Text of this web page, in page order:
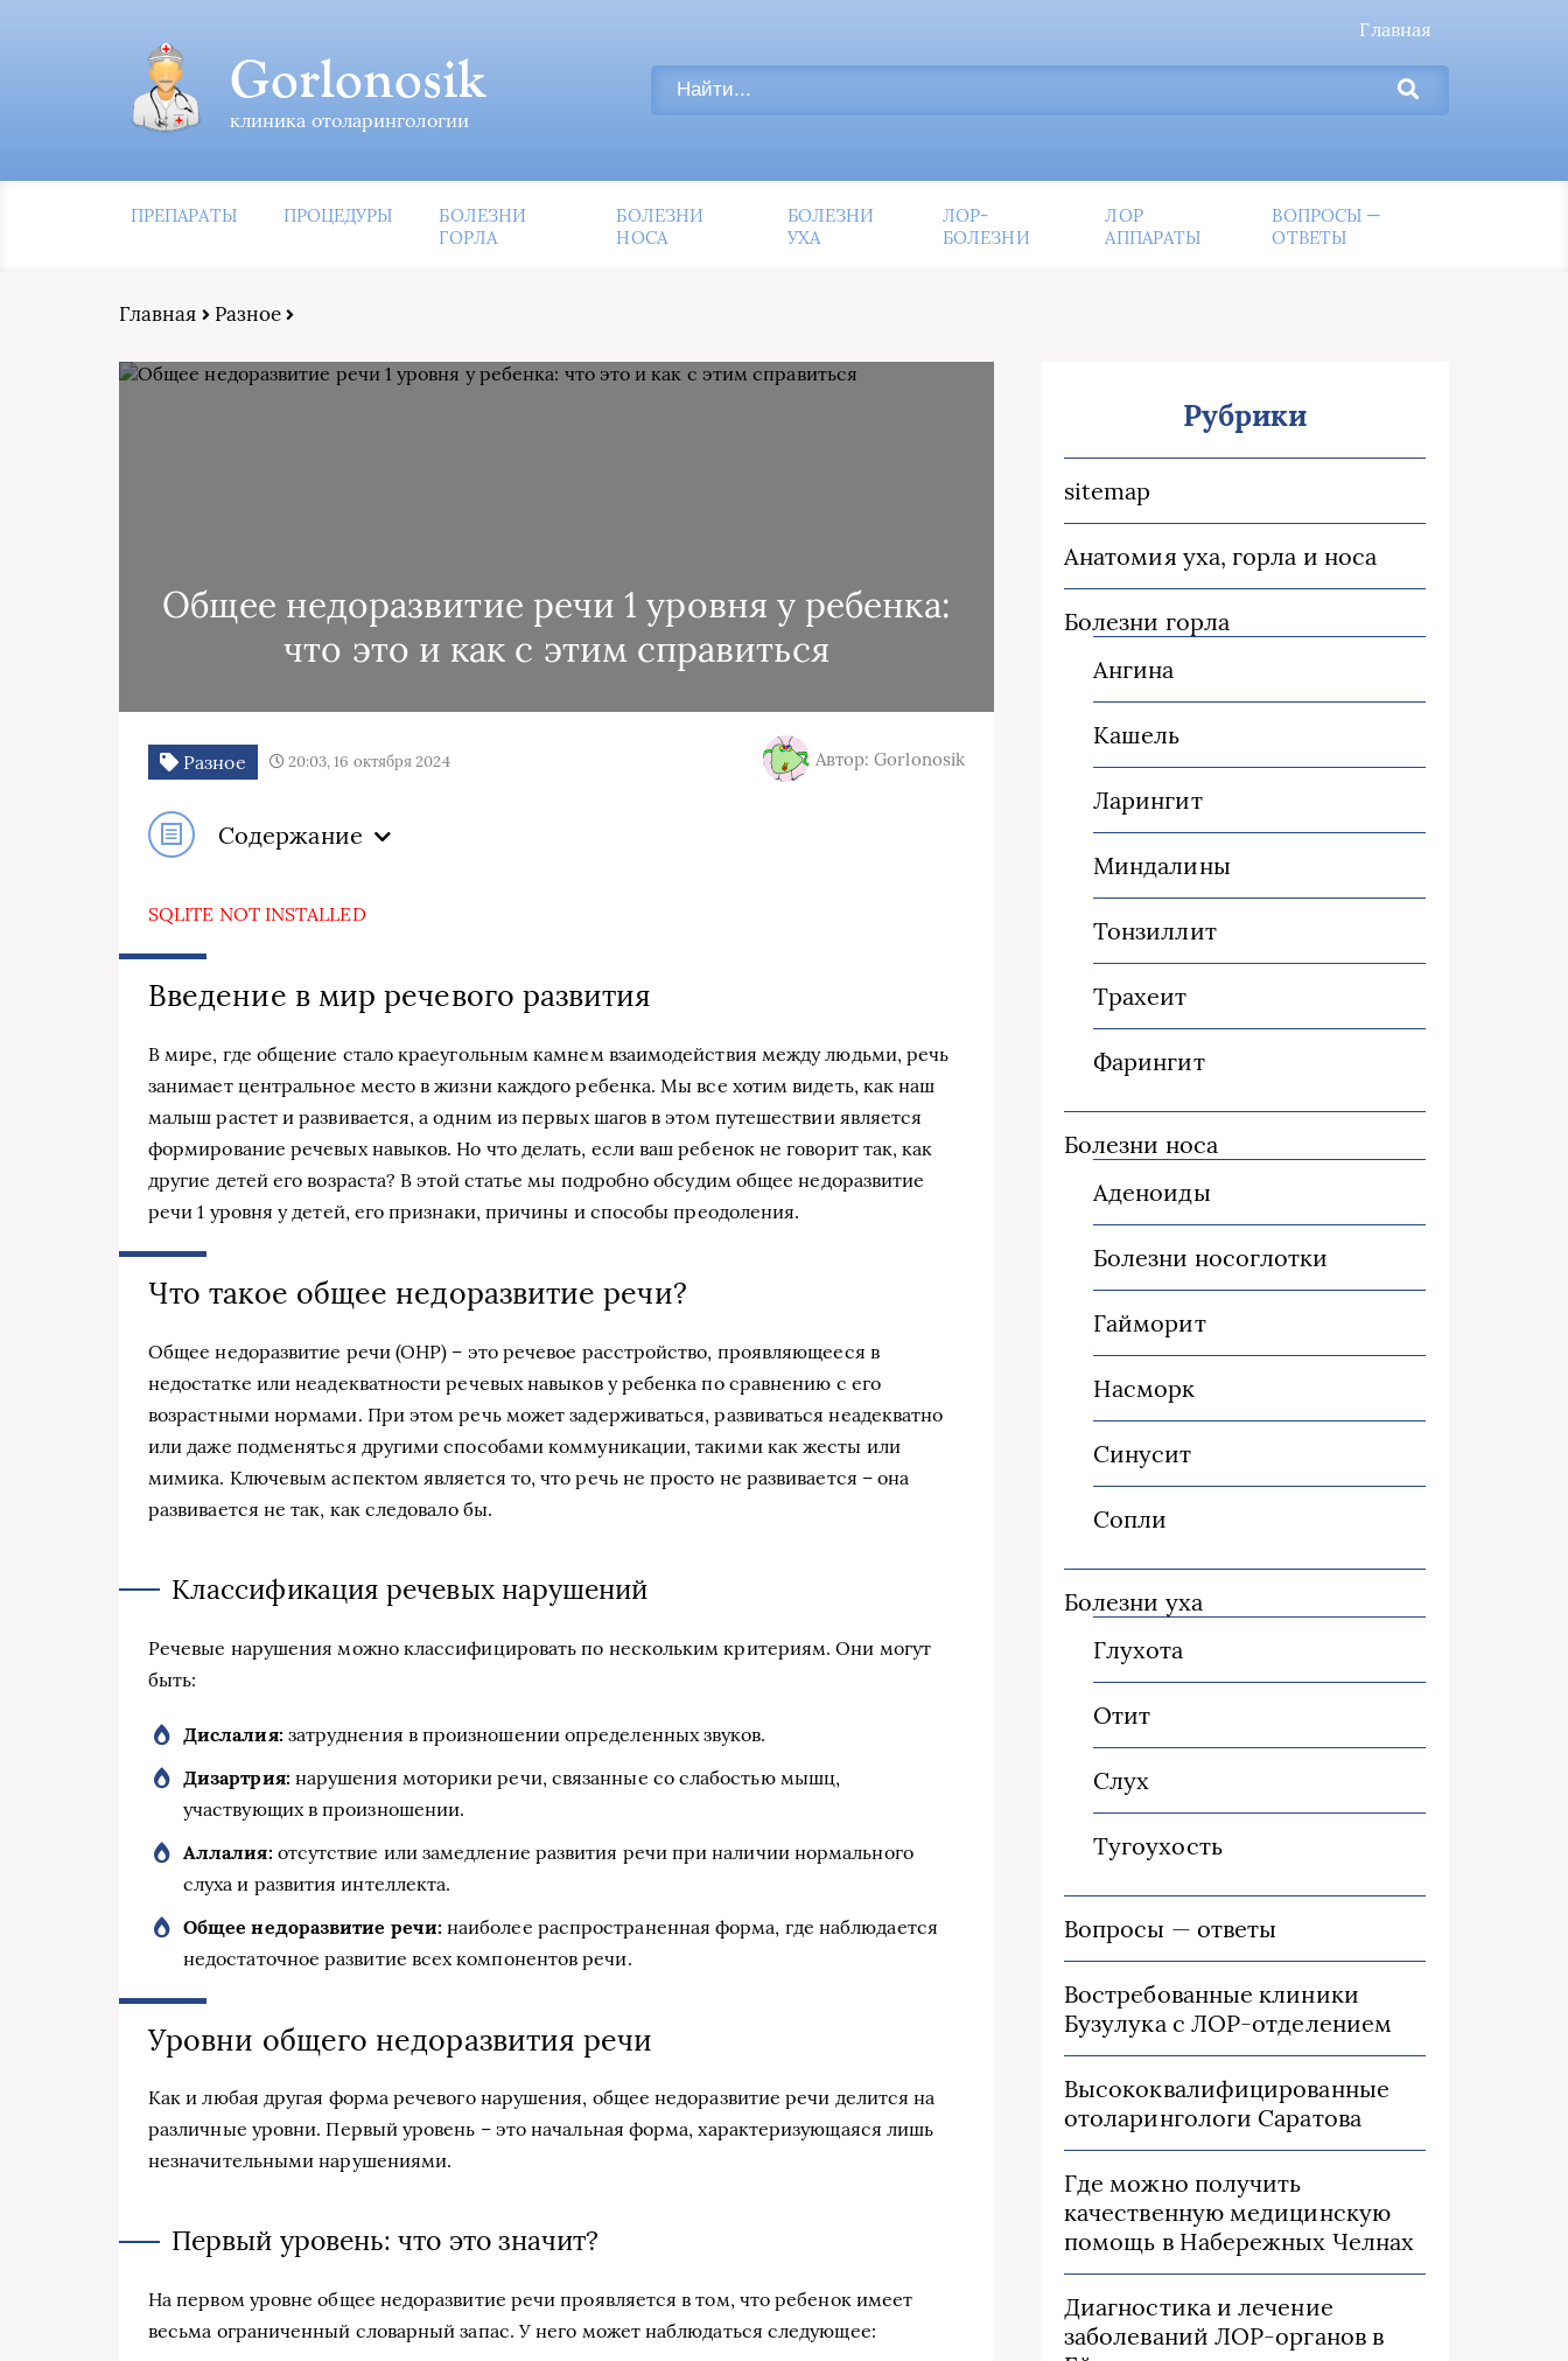
Главная
Gorlonosik
клиника отоларингологии
ПРЕПАРАТЫ ПРОЦЕДУРЫ
БОЛЕЗНИ
ГОРЛА
БОЛЕЗНИ
НОСА
БОЛЕЗНИ
УХА
ЛОР-
БОЛЕЗНИ
ЛОР
АППАРАТЫ
ВОПРОСЫ —
ОТВЕТЫ
Главная Разное
Общее недоразвитие речи 1 уровня у ребенка:
что это и как с этим справиться
Разное 20:03, 16 октября 2024 Автор: Gorlonosik
Содержание
SQLITE NOT INSTALLED
Введение в мир речевого развития
В мире, где общение стало краеугольным камнем взаимодействия между людьми, речь
занимает центральное место в жизни каждого ребенка. Мы все хотим видеть, как наш
малыш растет и развивается, а одним из первых шагов в этом путешествии является
формирование речевых навыков. Но что делать, если ваш ребенок не говорит так, как
другие детей его возраста? В этой статье мы подробно обсудим общее недоразвитие
речи 1 уровня у детей, его признаки, причины и способы преодоления.
Что такое общее недоразвитие речи?
Общее недоразвитие речи (ОНР) – это речевое расстройство, проявляющееся в
недостатке или неадекватности речевых навыков у ребенка по сравнению с его
возрастными нормами. При этом речь может задерживаться, развиваться неадекватно
или даже подменяться другими способами коммуникации, такими как жесты или
мимика. Ключевым аспектом является то, что речь не просто не развивается – она
развивается не так, как следовало бы.
Классификация речевых нарушений
Речевые нарушения можно классифицировать по нескольким критериям. Они могут
быть:
Дислалия: затруднения в произношении определенных звуков.
Дизартрия: нарушения моторики речи, связанные со слабостью мышц,
участвующих в произношении.
Аллалия: отсутствие или замедление развития речи при наличии нормального
слуха и развития интеллекта.
Общее недоразвитие речи: наиболее распространенная форма, где наблюдается
недостаточное развитие всех компонентов речи.
Уровни общего недоразвития речи
Как и любая другая форма речевого нарушения, общее недоразвитие речи делится на
различные уровни. Первый уровень – это начальная форма, характеризующаяся лишь
незначительными нарушениями.
Первый уровень: что это значит?
На первом уровне общее недоразвитие речи проявляется в том, что ребенок имеет
весьма ограниченный словарный запас. У него может наблюдаться следующее:
Рубрики
sitemap
Анатомия уха, горла и носа
Болезни горла
Ангина
Кашель
Ларингит
Миндалины
Тонзиллит
Трахеит
Фарингит
Болезни носа
Аденоиды
Болезни носоглотки
Гайморит
Насморк
Синусит
Сопли
Болезни уха
Глухота
Отит
Слух
Тугоухость
Вопросы — ответы
Востребованные клиники
Бузулука с ЛОР-отделением
Высококвалифицированные
отоларингологи Саратова
Где можно получить
качественную медицинскую
помощь в Набережных Челнах
Диагностика и лечение
заболеваний ЛОР-органов в